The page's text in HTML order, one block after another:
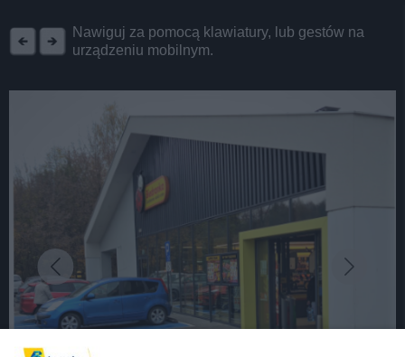
Nawiguj za pomocą klawiatury, lub gestów na
urządzeniu mobilnym.